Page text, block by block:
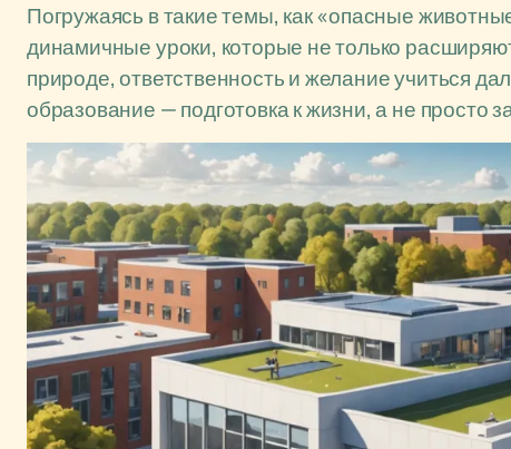
Погружаясь в такие темы, как «опасные
динамичные уроки, которые не только
природе, ответственность и желание учиться
образование — подготовка к жизни, а не просто